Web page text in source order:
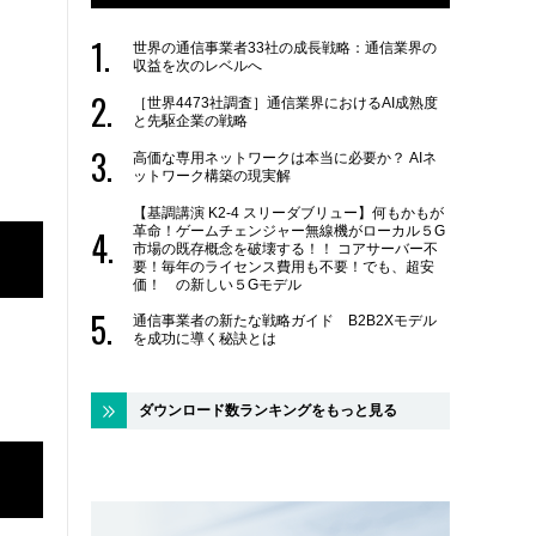
世界の通信事業者33社の成長戦略：通信業界の
収益を次のレベルへ
［世界4473社調査］通信業界におけるAI成熟度
と先駆企業の戦略
高価な専用ネットワークは本当に必要か？ AIネ
ットワーク構築の現実解
【基調講演 K2-4 スリーダブリュー】何もかもが
革命！ゲームチェンジャー無線機がローカル５G
市場の既存概念を破壊する！！ コアサーバー不
要！毎年のライセンス費用も不要！でも、超安
価！ の新しい５Gモデル
通信事業者の新たな戦略ガイド B2B2Xモデル
を成功に導く秘訣とは
ダウンロード数ランキングをもっと見る